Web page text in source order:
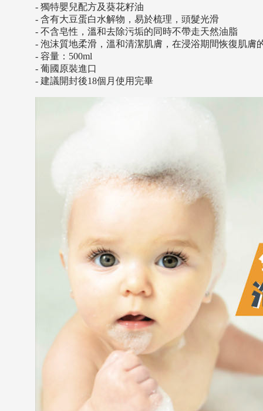
- 獨特嬰兒配方及葵花籽油
- 含有大豆蛋白水解物，易於梳理，頭髮光滑
- 不含皂性，溫和去除污垢的同時不帶走天然油脂
- 泡沫質地柔滑，溫和清潔肌膚，在浸浴期間恢復肌膚
- 容量：500ml
- 葡國原裝進口
- 建議開封後18個月使用完畢